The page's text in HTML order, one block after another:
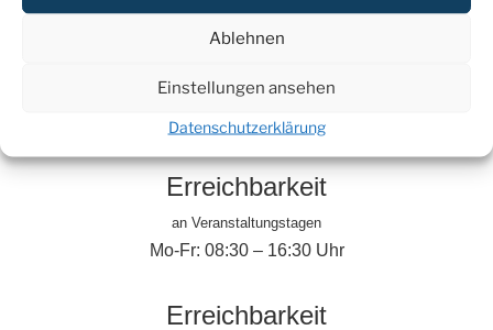
Ablehnen
Einstellungen ansehen
Datenschutzerklärung
Tel.: +49 (0)30 2038994 – 44
samia.abdul-al@jsd.de
Erreichbarkeit
an Veranstaltungstagen
Mo-Fr: 08:30 – 16:30 Uhr
Erreichbarkeit